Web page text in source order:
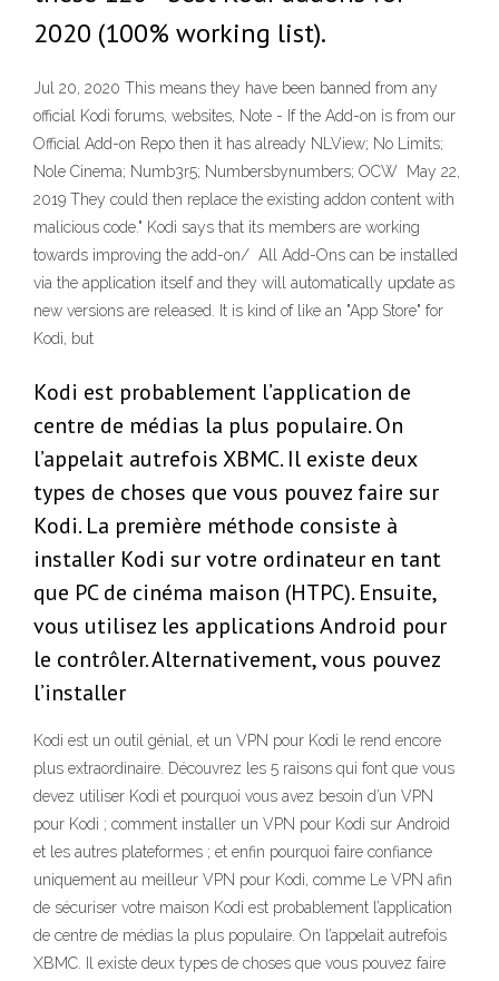
2020 (100% working list).
Jul 20, 2020 This means they have been banned from any
official Kodi forums, websites, Note - If the Add-on is from our
Official Add-on Repo then it has already NLView; No Limits;
Nole Cinema; Numb3r5; Numbersbynumbers; OCW May 22,
2019 They could then replace the existing addon content with
malicious code." Kodi says that its members are working
towards improving the add-on/ All Add-Ons can be installed
via the application itself and they will automatically update as
new versions are released. It is kind of like an "App Store" for
Kodi, but
Kodi est probablement l’application de
centre de médias la plus populaire. On
l’appelait autrefois XBMC. Il existe deux
types de choses que vous pouvez faire sur
Kodi. La première méthode consiste à
installer Kodi sur votre ordinateur en tant
que PC de cinéma maison (HTPC). Ensuite,
vous utilisez les applications Android pour
le contrôler. Alternativement, vous pouvez
l’installer
Kodi est un outil génial, et un VPN pour Kodi le rend encore
plus extraordinaire. Découvrez les 5 raisons qui font que vous
devez utiliser Kodi et pourquoi vous avez besoin d’un VPN
pour Kodi ; comment installer un VPN pour Kodi sur Android
et les autres plateformes ; et enfin pourquoi faire confiance
uniquement au meilleur VPN pour Kodi, comme Le VPN afin
de sécuriser votre maison Kodi est probablement l’application
de centre de médias la plus populaire. On l’appelait autrefois
XBMC. Il existe deux types de choses que vous pouvez faire